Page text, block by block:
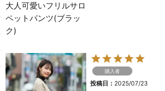
大人可愛いフリルサロ
ペットパンツ(ブラッ
ク)
購入者
投稿日 2025/07/23